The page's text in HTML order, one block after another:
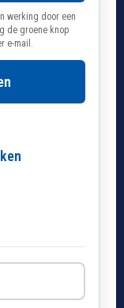
werking door een
de groene knop
e-mail.